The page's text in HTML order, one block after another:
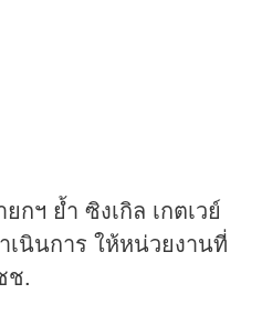
กฯ ย้ำ ซิงเกิล เกตเวย์
เนินการ ให้หน่วยงานที่
ช.